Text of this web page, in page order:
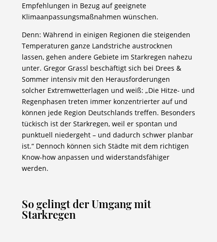
Empfehlungen in Bezug auf geeignete
Klimaanpassungsmaßnahmen wünschen.
Denn: Während in einigen Regionen die steigenden
Temperaturen ganze Landstriche austrocknen
lassen, gehen andere Gebiete im Starkregen nahezu
unter. Gregor Grassl beschäftigt sich bei Drees &
Sommer intensiv mit den Herausforderungen
solcher Extremwetterlagen und weiß: „Die Hitze- und
Regenphasen treten immer konzentrierter auf und
können jede Region Deutschlands treffen. Besonders
tückisch ist der Starkregen, weil er spontan und
punktuell niedergeht – und dadurch schwer planbar
ist.“ Dennoch können sich Städte mit dem richtigen
Know-how anpassen und widerstandsfähiger
werden.
So gelingt der Umgang mit
Starkregen